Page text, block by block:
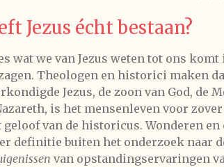
Jezus écht bestaan?
wat we van Jezus weten tot ons
Theologen en historici maken
Jezus, de zoon van God, de
is het mensenleven voor
van de historicus. Wonderen
definitie buiten het onderzoek naar
van opstandingservaringen